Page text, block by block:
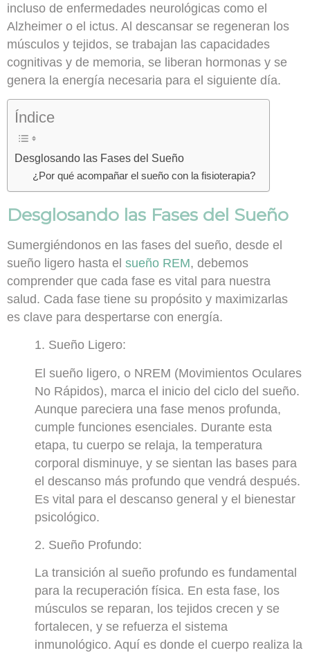
incluso de enfermedades neurológicas como el
Alzheimer o el ictus. Al descansar se regeneran los
músculos y tejidos, se trabajan las capacidades
cognitivas y de memoria, se liberan hormonas y se
genera la energía necesaria para el siguiente día.
Índice
Desglosando las Fases del Sueño
¿Por qué acompañar el sueño con la fisioterapia?
Desglosando las Fases del Sueño
Sumergiéndonos en las fases del sueño, desde el
sueño ligero hasta el sueño REM, debemos
comprender que cada fase es vital para nuestra
salud. Cada fase tiene su propósito y maximizarlas
es clave para despertarse con energía.
1. Sueño Ligero:
El sueño ligero, o NREM (Movimientos Oculares
No Rápidos), marca el inicio del ciclo del sueño.
Aunque pareciera una fase menos profunda,
cumple funciones esenciales. Durante esta
etapa, tu cuerpo se relaja, la temperatura
corporal disminuye, y se sientan las bases para
el descanso más profundo que vendrá después.
Es vital para el descanso general y el bienestar
psicológico.
2. Sueño Profundo:
La transición al sueño profundo es fundamental
para la recuperación física. En esta fase, los
músculos se reparan, los tejidos crecen y se
fortalecen, y se refuerza el sistema
inmunológico. Aquí es donde el cuerpo realiza la